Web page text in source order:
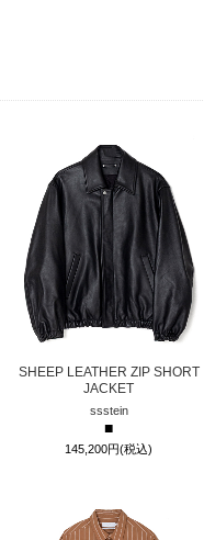
SHEEP LEATHER ZIP SHORT
JACKET
ssstein
■
145,200円(税込)